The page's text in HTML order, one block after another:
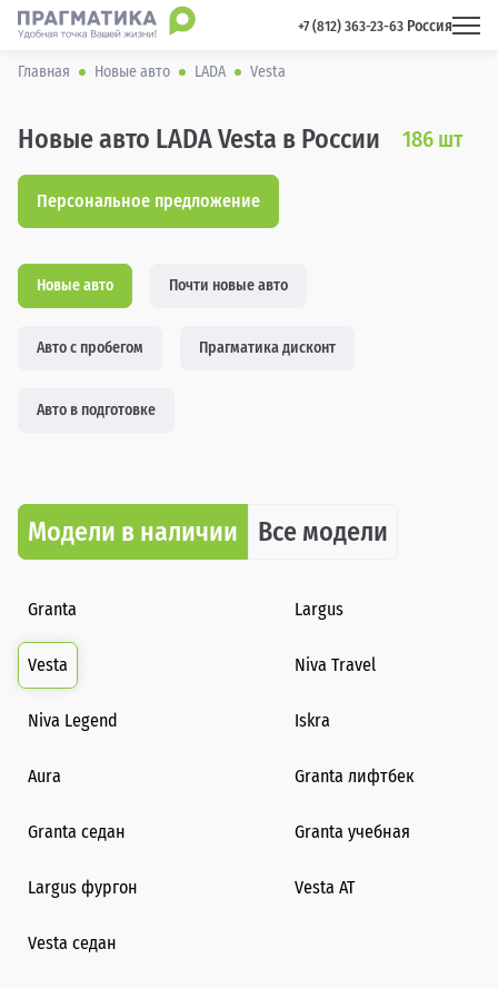
+7 (812) 363-23-63 Россия
Главная Новые авто LADA Vesta
Новые авто LADA Vesta в России 186 шт
Персональное предложение
Новые авто Почти новые авто
Авто с пробегом Прагматика дисконт
Авто в подготовке
Модели в наличии Все модели
Granta Largus
Vesta Niva Travel
Niva Legend Iskra
Aura Granta лифтбек
Granta седан Granta учебная
Largus фургон Vesta AT
Vesta седан